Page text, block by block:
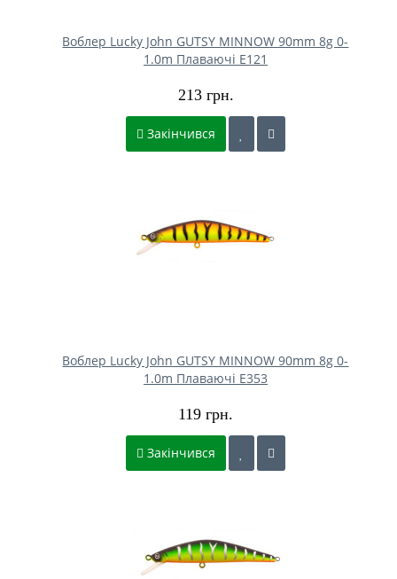
Воблер Lucky John GUTSY MINNOW 90mm 8g 0-
1.0m Плаваючі E121
213 грн.
Закінчився
Воблер Lucky John GUTSY MINNOW 90mm 8g 0-
1.0m Плаваючі E353
119 грн.
Закінчився